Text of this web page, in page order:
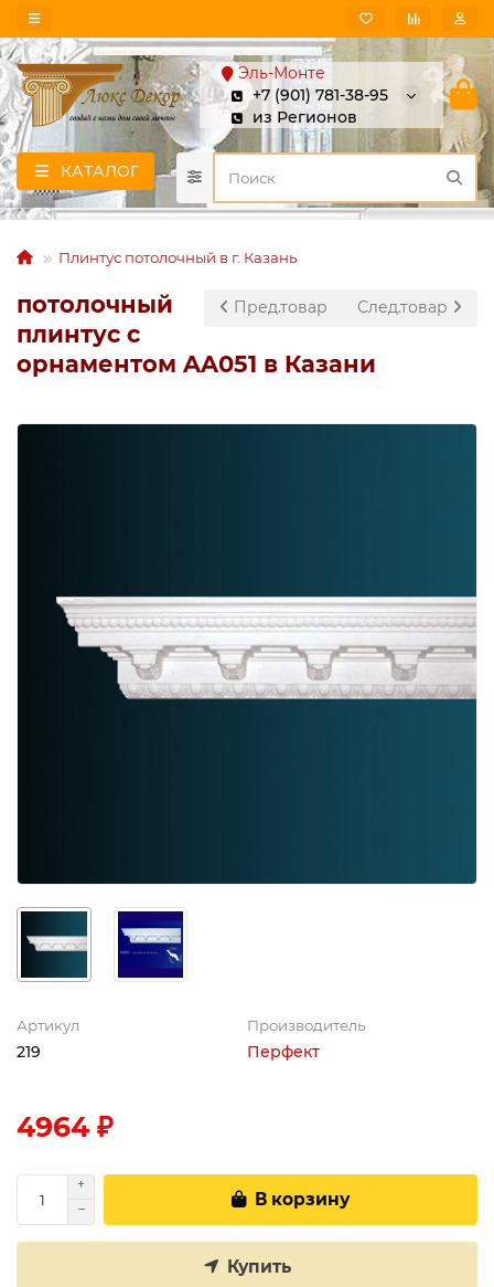
Эль-Монте
+7 (901) 781-38-95
из Регионов
КАТАЛОГ
Плинтус потолочный в г. Казань
Пред.товар След.товар
потолочный
плинтус с
орнаментом AA051 в Казани
Артикул
219
Производитель
Перфект
4964 ₽
В корзину
Купить